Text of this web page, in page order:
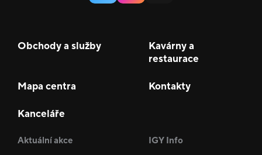
Obchody a služby
Kavárny a
restaurace
Mapa centra Kontakty
Kanceláře
Aktuální akce IGY Info